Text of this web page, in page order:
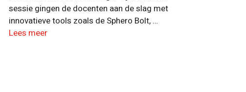
sessie gingen de docenten aan de slag met
innovatieve tools zoals de Sphero Bolt, …
Lees meer